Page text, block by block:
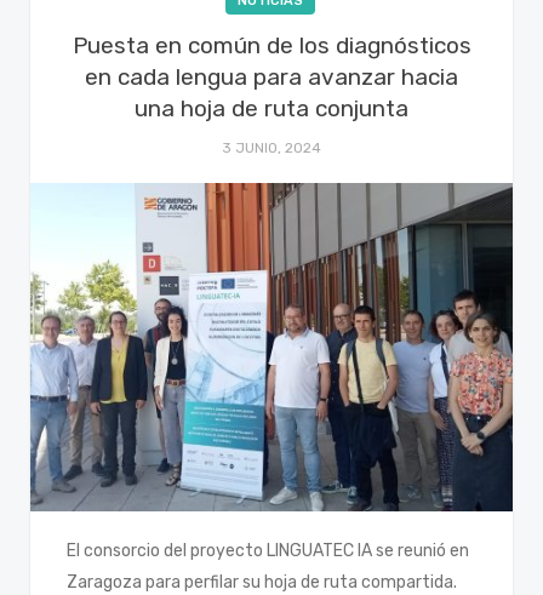
Puesta en común de los diagnósticos
en cada lengua para avanzar hacia
una hoja de ruta conjunta
3 JUNIO, 2024
El consorcio del proyecto LINGUATEC IA se reunió en
Zaragoza para perfilar su hoja de ruta compartida.